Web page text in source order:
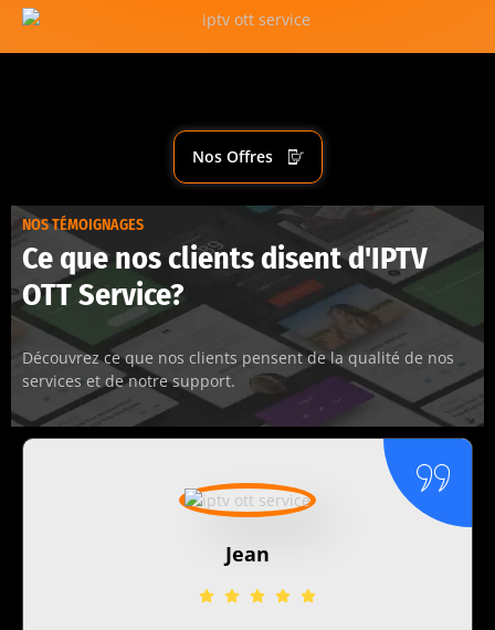
Nos Offres
NOS TÉMOIGNAGES
Ce que nos clients disent d'IPTV
OTT Service?
Découvrez ce que nos clients pensent de la qualité de nos
services et de notre support.
Jean